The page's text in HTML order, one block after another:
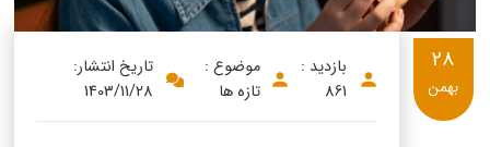
بازدید :
861
موضوع :
تازه ها
تاریخ انتشار:
1403/11/28
28
بهمن